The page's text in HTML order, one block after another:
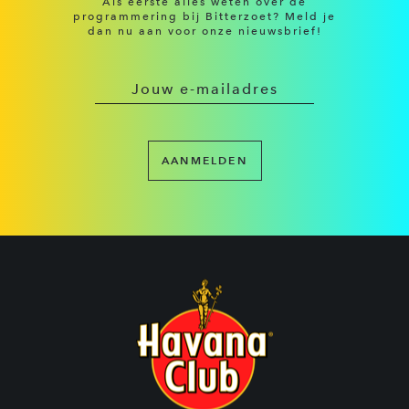
programmering bij Bitterzoet? Meld je
dan nu aan voor onze nieuwsbrief!
AANMELDEN